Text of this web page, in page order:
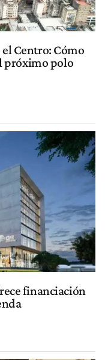
Centro: Cómo
próximo polo
financiación